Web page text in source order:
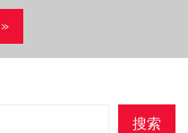
下
»
搜索